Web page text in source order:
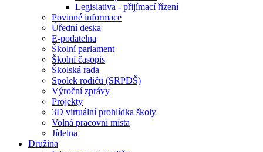
Legislativa - přijímací řízení
Povinné informace
Úřední deska
E-podatelna
Školní parlament
Školní časopis
Školská rada
Spolek rodičů (SRPDŠ)
Výroční zprávy
Projekty
3D virtuální prohlídka školy
Volná pracovní místa
Jídelna
Družina